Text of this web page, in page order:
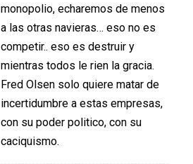
monopolio, echaremos de menos
a las otras navieras… eso no es
competir.. eso es destruir y
mientras todos le rien la gracia.
Fred Olsen solo quiere matar de
incertidumbre a estas empresas,
con su poder politico, con su
caciquismo.